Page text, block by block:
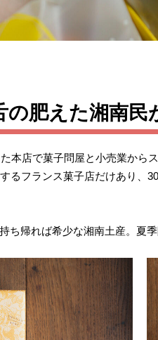
の肥えた湘南
本店で菓子問屋と小売業から
るフランス菓子店だけあり、
ち帰れば希少な湘南土産。夏